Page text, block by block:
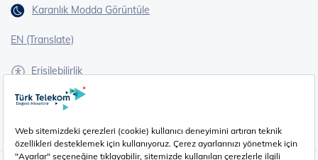
Karanlık Modda Görüntüle
EN (Translate)
Erişilebilirlik
İşaret Dili Çevirisi